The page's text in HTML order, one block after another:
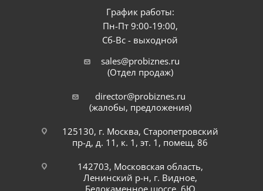
График работы:
Пн-Пт 9:00-19:00,
Сб-Вс - выходной
sales@probiznes.ru
(Отдел продаж)
director@probiznes.ru
(жалобы, предложения)
125130, г. Москва, Старопетровский
пр-д, д. 11, к. 1, эт. 1, помещ. 86
142703, Московская область,
Ленинский р-н, г. Видное,
Белокаменное шоссе, 6Ю